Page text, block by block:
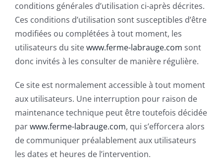
conditions générales d’utilisation ci-après décrites.
Ces conditions d’utilisation sont susceptibles d’être
modifiées ou complétées à tout moment, les
utilisateurs du sitewww.ferme-labrauge.com sont
donc invités à les consulter de manière régulière.
Ce site est normalement accessible à tout moment
aux utilisateurs. Une interruption pour raison de
maintenance technique peut être toutefois décidée
parwww.ferme-labrauge.com, qui s’efforcera alors
de communiquer préalablement aux utilisateurs
les dates et heures de l’intervention.